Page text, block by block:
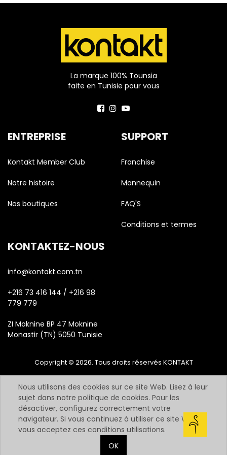
La marque 100% Tounsia
faite en Tunisie pour vous
ENTREPRISE
Kontakt Member Club
Notre histoire
Nos boutiques
SUPPORT
Franchise
Mannequin
FAQ'S
Conditions et termes
KONTAKTEZ-NOUS
info@kontakt.com.tn
+216 73 416 144 / +216 98
779 779
ZI Moknine BP 47 Moknine
Monastir (TN) 5050 Tunisie
Copyright © 2026. Tous droits réservés KONTAKT
Nous utilisons des cookies sur ce site Web. Lisez à leur
sujet dans notre politique de cookies. Pour les
désactiver, configurez correctement votre
navigateur. Si vous continuez à utiliser ce site Web,
vous acceptez ces conditions utilisations.
OK